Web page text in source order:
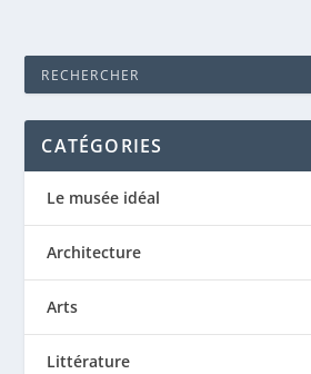
CATÉGORIES
Le musée idéal
Architecture
Arts
Littérature